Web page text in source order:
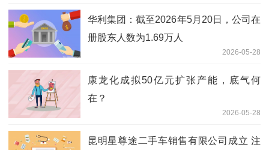
华利集团：截至2026年5月20日，公司在
册股东人数为1.69万人
2026-05-28
康龙化成拟50亿元扩张产能，底气何
在？
2026-05-28
昆明星尊途二手车销售有限公司成立 注